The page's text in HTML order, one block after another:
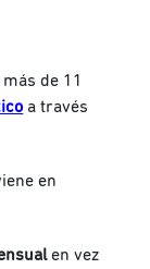
de 11
a través
en
en vez